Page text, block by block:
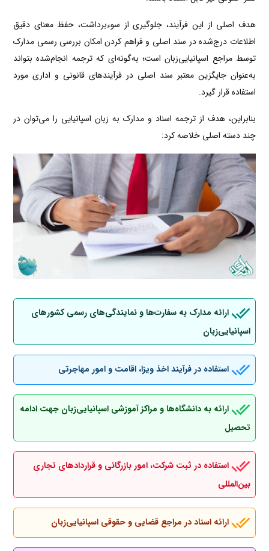
هدف اصلی از این فرآیند، جلوگیری از سوءبرداشت، حفظ معنای دقیق
اطلاعات درج‌شده در سند اصلی و فراهم کردن امکان بررسی رسمی مدارک
توسط مراجع اسپانیایی‌زبان است؛ به‌گونه‌ای که ترجمه انجام‌شده بتواند
به‌عنوان جایگزین معتبر سند اصلی در فرآیندهای قانونی و اداری مورد
استفاده قرار گیرد.
بنابراین، هدف از ترجمه اسناد و مدارک به زبان اسپانیایی را می‌توان در
چند دسته اصلی خلاصه کرد:
ارائه مدارک به سفارت‌ها و نمایندگی‌های رسمی کشورهای
اسپانیایی‌زبان
استفاده در فرآیند اخذ ویزا، اقامت و امور مهاجرتی
ارائه به دانشگاه‌ها و مراکز آموزشی اسپانیایی‌زبان جهت ادامه
تحصیل
استفاده در ثبت شرکت، امور بازرگانی و قراردادهای تجاری
بین‌المللی
ارائه اسناد در مراجع قضایی و حقوقی اسپانیایی‌زبان